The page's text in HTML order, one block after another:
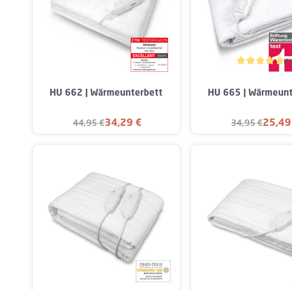
Produkt Anzahl: Gib den gewünschten Wert
HU 662 | Wärmeunterbett
Verkaufspreis:
34,29 €
Regulärer Preis:
44,95 €
(1)
Produkt
HU 665 |
Regulärer Preis:
34,95 €